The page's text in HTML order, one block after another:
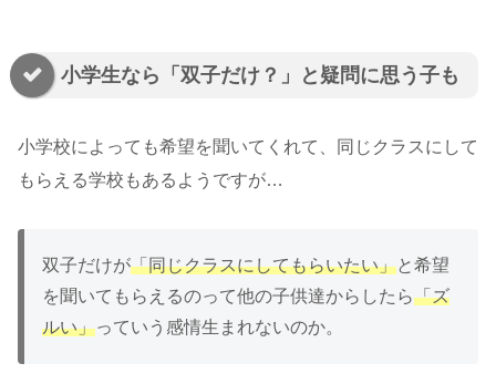
小学生なら「双子だけ？」と疑問に思う子も
小学校によっても希望を聞いてくれて、同じクラスにして
もらえる学校もあるようですが…
双子だけが「同じクラスにしてもらいたい」と希望
を聞いてもらえるのって他の子供達からしたら「ズ
ルい」っていう感情生まれないのか。